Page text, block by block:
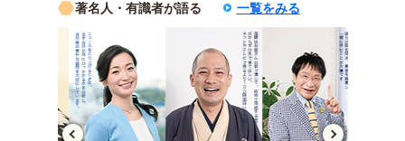
著名人・有識者が語る 一覧をみる